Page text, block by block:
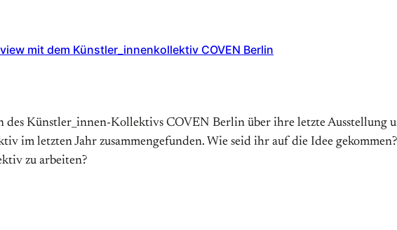
mit dem Künstler_innenkollektiv COVEN Berlin
des Künstler_innen-Kollektivs COVEN Berlin über ihre letzte Ausstellung
im letzten Jahr zusammengefunden. Wie seid ihr auf die Idee
zu arbeiten?